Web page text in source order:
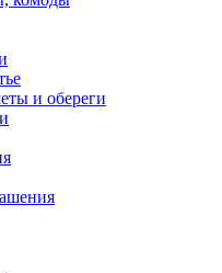
и обереги